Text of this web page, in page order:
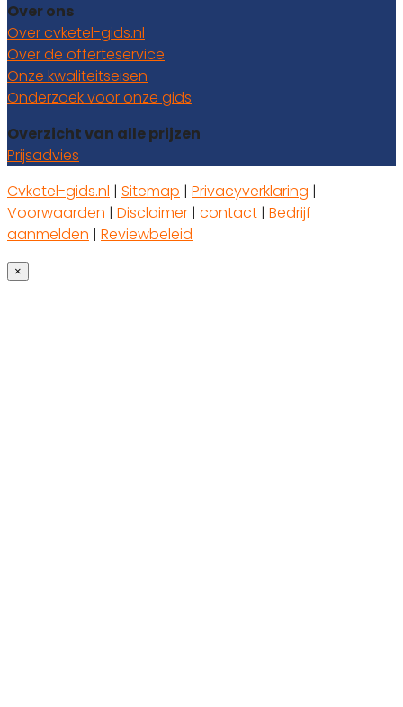
Over ons
Over cvketel-gids.nl
Over de offerteservice
Onze kwaliteitseisen
Onderzoek voor onze gids
Overzicht van alle prijzen
Prijsadvies
Cvketel-gids.nl | Sitemap | Privacyverklaring |
Voorwaarden | Disclaimer | contact | Bedrijf
aanmelden | Reviewbeleid
×